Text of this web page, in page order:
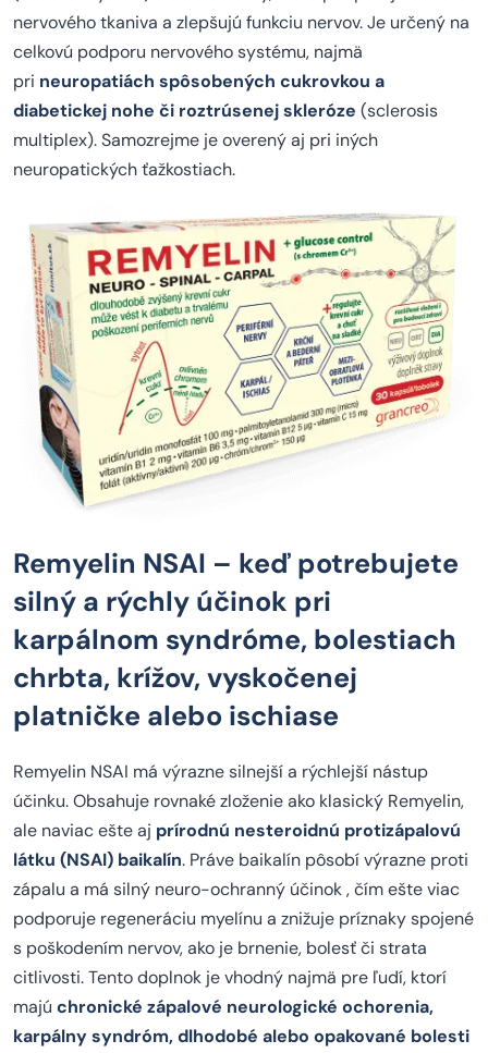
nervového tkaniva a zlepšujú funkciu nervov. Je určený na
celkovú podporu nervového systému, najmä
pri neuropatiách spôsobených cukrovkou a
diabetickej nohe či roztrúsenej skleróze (sclerosis
multiplex). Samozrejme je overený aj pri iných
neuropatických ťažkostiach.
Remyelin NSAI – keď potrebujete
silný a rýchly účinok pri
karpálnom syndróme, bolestiach
chrbta, krížov, vyskočenej
platničke alebo ischiase
Remyelin NSAI má výrazne silnejší a rýchlejší nástup
účinku. Obsahuje rovnaké zloženie ako klasický Remyelin,
ale naviac ešte aj prírodnú nesteroidnú protizápalovú
látku (NSAI) baikalín. Práve baikalín pôsobí výrazne proti
zápalu a má silný neuro-ochranný účinok , čím ešte viac
podporuje regeneráciu myelínu a znižuje príznaky spojené
s poškodením nervov, ako je brnenie, bolesť či strata
citlivosti. Tento doplnok je vhodný najmä pre ľudí, ktorí
majú chronické zápalové neurologické ochorenia,
karpálny syndróm, dlhodobé alebo opakované bolesti